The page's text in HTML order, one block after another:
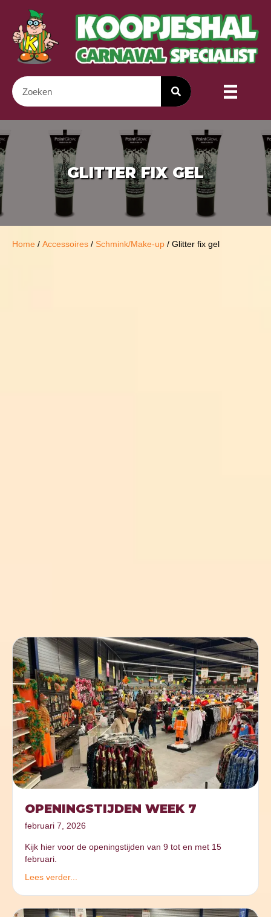
GLITTER FIX GEL
Home / Accessoires / Schmink/Make-up / Glitter fix gel
OPENINGSTIJDEN WEEK 7
februari 7, 2026
Kijk hier voor de openingstijden van 9 tot en met 15
februari.
Lees verder...